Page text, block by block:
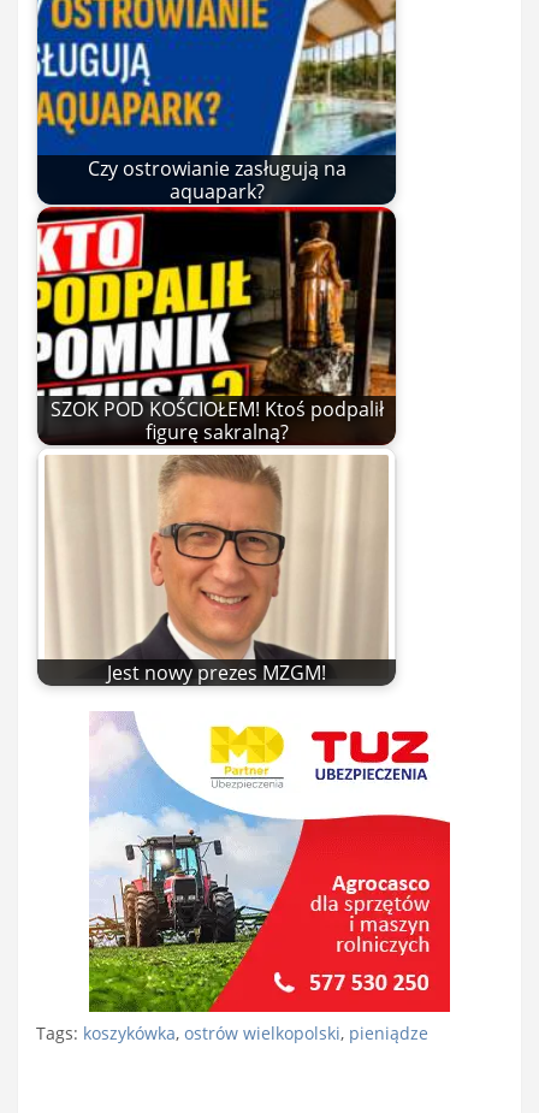
Czy ostrowianie zasługują na
aquapark?
SZOK POD KOŚCIOŁEM! Ktoś podpalił
figurę sakralną?
Jest nowy prezes MZGM!
Tags: koszykówka, ostrów wielkopolski, pieniądze